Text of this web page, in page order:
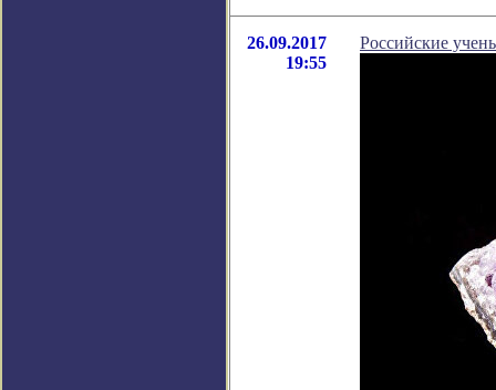
26.09.2017
19:55
Российские